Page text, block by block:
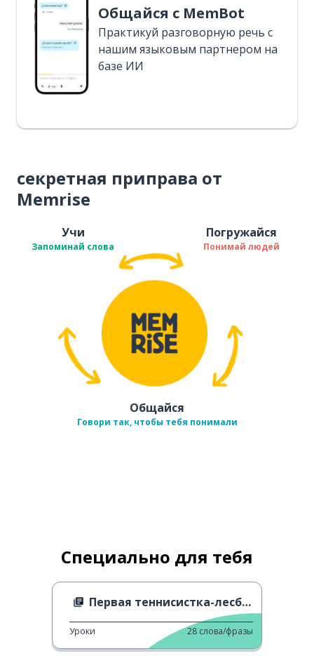
Общайся с MemBot
Практикуй разговорную речь с
нашим языковым партнером на
базе ИИ
секретная приправа от
Memrise
Учи
Запоминай слова
Погружайся
Понимай людей
Общайся
Говори так, чтобы тебя понимали
Специально для тебя
Первая теннисистка-лесбиянка
Уроки 28 слова/фразы